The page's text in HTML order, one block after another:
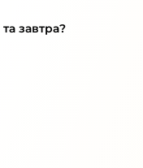
завтра?